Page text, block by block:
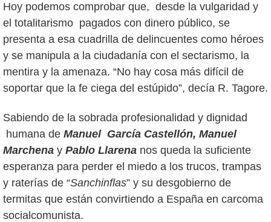
Hoy podemos comprobar que, desde la vulgaridad y
el totalitarismo pagados con dinero público, se
presenta a esa cuadrilla de delincuentes como héroes
y se manipula a la ciudadanía con el sectarismo, la
mentira y la amenaza. “No hay cosa más difícil de
soportar que la fe ciega del estúpido”, decía R. Tagore.
Sabiendo de la sobrada profesionalidad y dignidad
humana de Manuel García Castellón, Manuel
Marchena y Pablo Llarena nos queda la suficiente
esperanza para perder el miedo a los trucos, trampas
y raterías de “Sanchinflas” y su desgobierno de
termitas que están convirtiendo a España en carcoma
socialcomunista.